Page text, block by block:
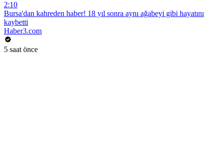
2:10
Bursa'dan kahreden haber! 18 yıl sonra aynı ağabeyi gibi hayatını
kaybetti
Haber3.com
5 saat önce